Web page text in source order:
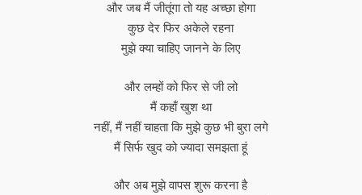
और जब मैं जीतूंगा तो यह अच्छा होगा
कुछ देर फिर अकेले रहना
मुझे क्या चाहिए जानने के लिए
और लम्हों को फिर से जी लो
मैं कहाँ खुश था
नहीं, मैं नहीं चाहता कि मुझे कुछ भी बुरा लगे
मैं सिर्फ खुद को ज्यादा समझता हूं
और अब मुझे वापस शुरू करना है